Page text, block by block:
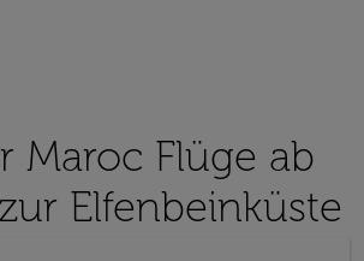
Maroc Flüge ab
Elfenbeinküste